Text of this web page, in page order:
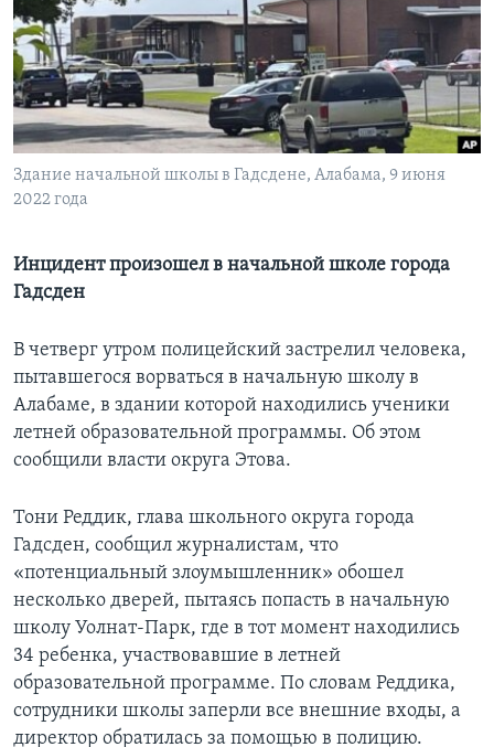
Learning English
СОЦИАЛЬНЫЕ СЕТИ
Языки
Здание начальной школы в Гадсдене, Алабама, 9 июня
2022 года
Инцидент произошел в начальной школе города
Гадсден
В четверг утром полицейский застрелил человека,
пытавшегося ворваться в начальную школу в
Алабаме, в здании которой находились ученики
летней образовательной программы. Об этом
сообщили власти округа Этова.
Тони Реддик, глава школьного округа города
Гадсден, сообщил журналистам, что
«потенциальный злоумышленник» обошел
несколько дверей, пытаясь попасть в начальную
школу Уолнат-Парк, где в тот момент находились
34 ребенка, участвовавшие в летней
образовательной программе. По словам Реддика,
сотрудники школы заперли все внешние входы, а
директор обратилась за помощью в полицию.